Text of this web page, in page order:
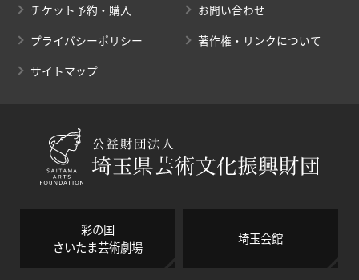
チケット予約・購入
お問い合わせ
プライバシーポリシー
著作権・リンクについて
サイトマップ
彩の国
さいたま芸術劇場
埼玉会館